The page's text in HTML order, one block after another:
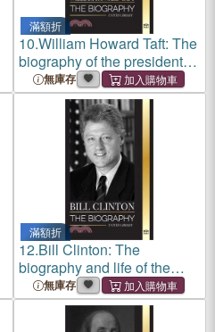
滿額折
10.William Howard Taft: The
biography of the president
and Chief Justice of the
United States and his life as
a Progressive Conservative
無庫存
滿額折
12.Bill Clinton: The
biography and life of the
42nd president of the United
States, capitalism,
expectations and scandals
無庫存